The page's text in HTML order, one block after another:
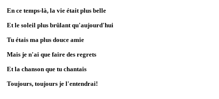
En ce temps-là, la vie était plus belle
Et le soleil plus brûlant qu'aujourd'hui
Tu étais ma plus douce amie
Mais je n'ai que faire des regrets
Et la chanson que tu chantais
Toujours, toujours je l'entendrai!